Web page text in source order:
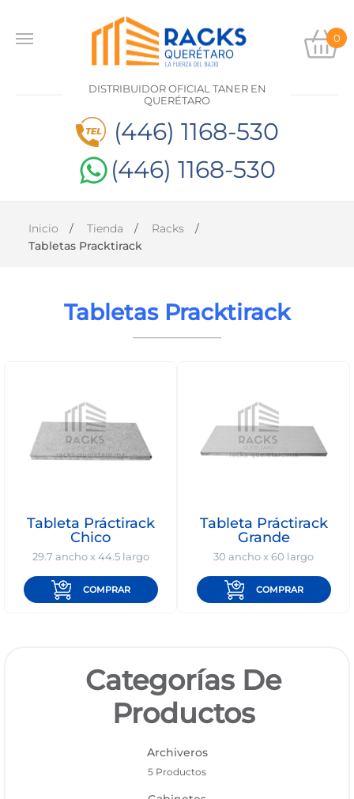
0
DISTRIBUIDOR OFICIAL TANER EN
QUERÉTARO
(446) 1168-530
(446) 1168-530
CONTACTO
TANER EN
QUERÉTARO
530
530
Inicio Tienda
Racks
Tabletas Pracktirack
Tabletas Pracktirack
Tableta Práctirack
Chico
29.7 ancho x 44.5 largo
COMPRAR
Tableta Práctirack
Grande
30 ancho x 60 largo
COMPRAR
Categorías De
Productos
Archiveros
5 Productos